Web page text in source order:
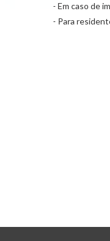
- Em caso de
- Para